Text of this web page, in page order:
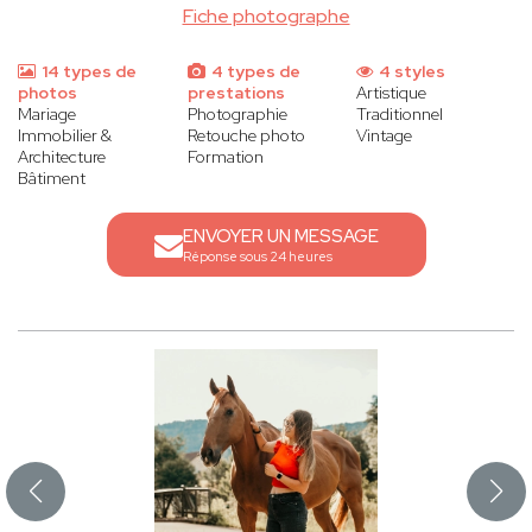
Fiche photographe
14 types de
photos
Mariage
Immobilier &
Architecture
Bâtiment
4 types de
prestations
Photographie
Retouche photo
Formation
4 styles
Artistique
Traditionnel
Vintage
ENVOYER UN MESSAGE
Réponse sous 24 heures